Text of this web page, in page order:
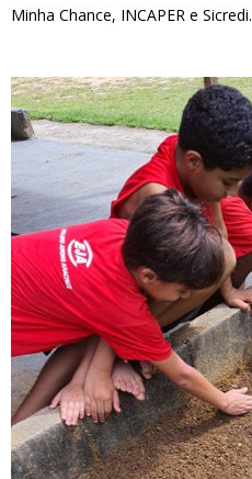
Minha Chance, INCAPER e Sicredi.